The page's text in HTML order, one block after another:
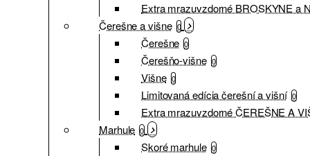
Extra mrazuvzdorné BROSKYNE a
Čerešne a višne 0
Čerešne 0
Čerešňo-višne 0
Višne 0
Limitovaná edícia čerešní a višní 0
Extra mrazuvzdorné ČEREŠNE A
Marhule 0
Skoré marhule 0